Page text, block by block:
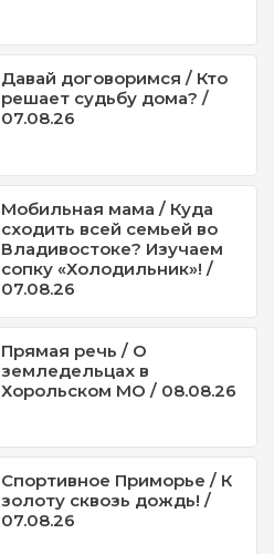
Давай договоримся / Кто
решает судьбу дома? /
07.08.26
Мобильная мама / Куда
сходить всей семьей во
Владивостоке? Изучаем
сопку «Холодильник»! /
07.08.26
Прямая речь / О
земледельцах в
Хорольском МО / 08.08.26
Спортивное Приморье / К
золоту сквозь дождь! /
07.08.26